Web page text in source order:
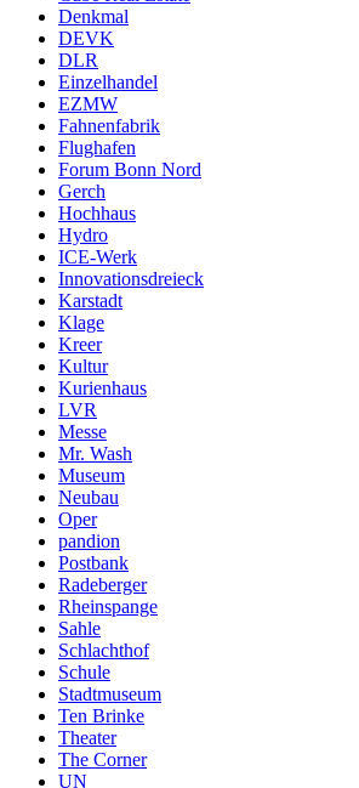
Denkmal
DEVK
DLR
Einzelhandel
EZMW
Fahnenfabrik
Flughafen
Forum Bonn Nord
Gerch
Hochhaus
Hydro
ICE-Werk
Innovationsdreieck
Karstadt
Klage
Kreer
Kultur
Kurienhaus
LVR
Messe
Mr. Wash
Museum
Neubau
Oper
pandion
Postbank
Radeberger
Rheinspange
Sahle
Schlachthof
Schule
Stadtmuseum
Ten Brinke
Theater
The Corner
UN